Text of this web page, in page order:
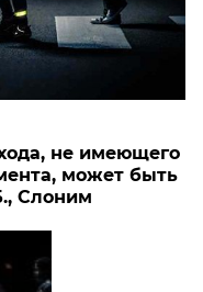
не имеющего
может быть
Слоним